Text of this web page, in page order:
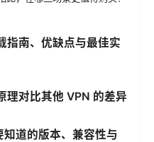
南、优缺点与最佳实
理对比其他 VPN 的差异
道的版本、兼容性与